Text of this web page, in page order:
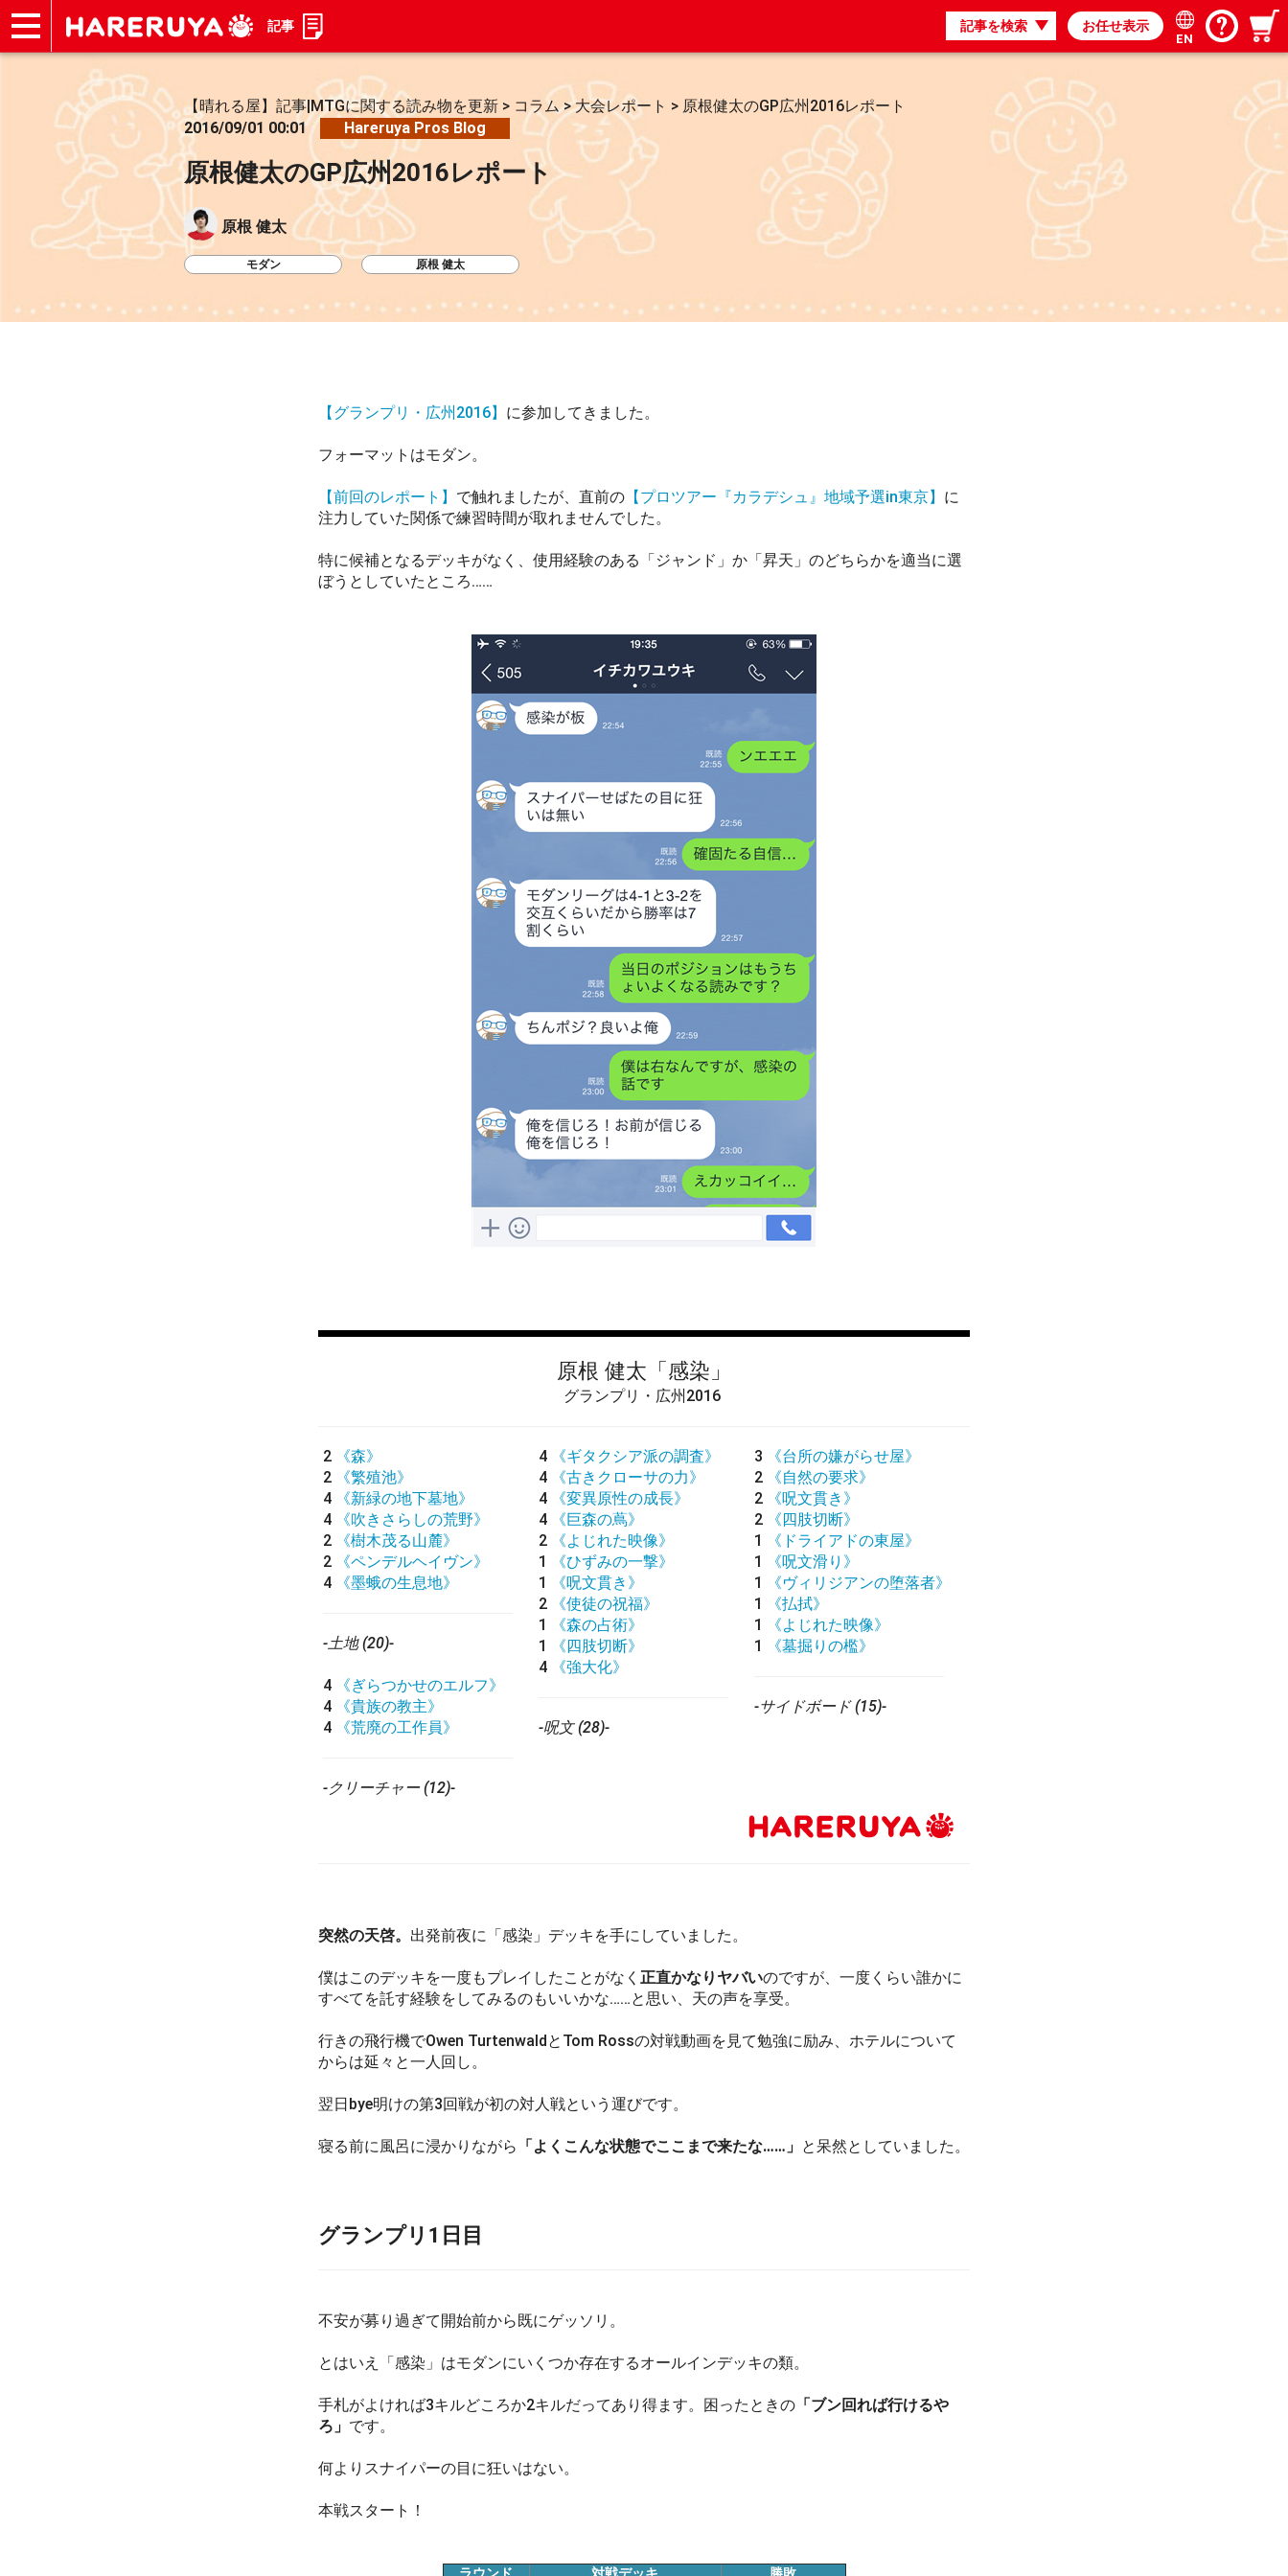
ショップ
デッキ検索
デッキ構築
選手一覧
店舗一覧
イベント
お問い合わせ
記事 記事を検索 お任せ表示
EN
【晴れる屋】記事|MTGに関する読み物を更新 > コラム>大会レポート > 原根健太のGP広州2016レポート
2016/09/01 00:01
Hareruya Pros Blog
原根健太のGP広州2016レポート
原根 健太
モダン 原根 健太
【グランプリ・広州2016】 に参加してきました。
フォーマットはモダン。
【前回のレポート】 で触れましたが、直前の 【プロツアー『カラデシュ』地域予選in東京】 に
注力していた関係で練習時間が取れませんでした。
特に候補となるデッキがなく、使用経験のある「ジャンド」か「昇天」のどちらかを適当に選
ぼうとしていたところ……
原根 健太 「感染」
グランプリ・広州2016
2
《森》
2
《繁殖池》
4
《新緑の地下墓地》
4
《吹きさらしの荒野》
2
《樹木茂る山麓》
2
《ペンデルヘイヴン》
4
《墨蛾の生息地》
-土地 (20)-
4
《ぎらつかせのエルフ》
4
《貴族の教主》
4
《荒廃の工作員》
-クリーチャー (12)-
4
《ギタクシア派の調査》
4
《古きクローサの力》
4
《変異原性の成長》
4
《巨森の蔦》
2
《よじれた映像》
1
《ひずみの一撃》
1
《呪文貫き》
2
《使徒の祝福》
1
《森の占術》
1
《四肢切断》
4
《強大化》
-呪文 (28)-
3
《台所の嫌がらせ屋》
2
《自然の要求》
2
《呪文貫き》
2
《四肢切断》
1
《ドライアドの東屋》
1
《呪文滑り》
1
《ヴィリジアンの堕落者》
1
《払拭》
1
《よじれた映像》
1
《墓掘りの檻》
-サイドボード (15)-
突然の天啓。 出発前夜に「感染」デッキを手にしていました。
僕はこのデッキを一度もプレイしたことがなく 正直かなりヤバいのですが、一度くらい誰かに
すべてを託す経験をしてみるのもいいかな……と思い、天の声を享受。
行きの飛行機でOwen TurtenwaldとTom Rossの対戦動画を見て勉強に励み、ホテルについて
からは延々と一人回し。
翌日bye明けの第3回戦が初の対人戦という運びです。
寝る前に風呂に浸かりながら 「よくこんな状態でここまで来たな……」 と呆然としていました。
グランプリ1日目
不安が募り過ぎて開始前から既にゲッソリ。
とはいえ「感染」はモダンにいくつか存在するオールインデッキの類。
手札がよければ3キルどころか2キルだってあり得ます。困ったときの 「ブン回れば行けるや
ろ」 です。
何よりスナイパーの目に狂いはない。
本戦スタート！
ラウンド 対戦デッキ
勝敗